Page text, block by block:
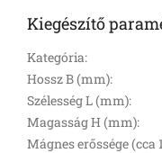
Kiegészítő
Kategória:
Hossz B (mm):
Szélesség L (mm):
Magasság H (mm):
Mágnes erőssége (cca